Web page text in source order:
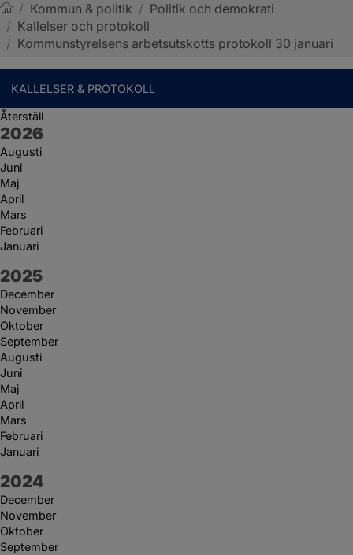
Sotenäs kommun
/ Kommun & politik / Politik och demokrati
/ Kallelser och protokoll
/ Kommunstyrelsens arbetsutskotts protokoll 30 januari
KALLELSER & PROTOKOLL
Återställ
År:
2026
Augusti
Juni
Maj
April
Mars
Februari
Januari
År:
2025
December
November
Oktober
September
Augusti
Juni
Maj
April
Mars
Februari
Januari
År:
2024
December
November
Oktober
September